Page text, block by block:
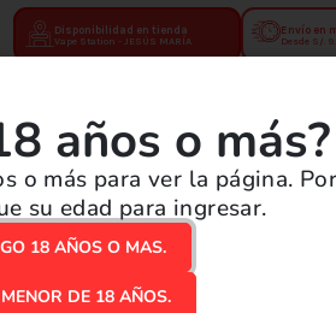
Disponibilidad en tienda
Vape Station - JESÚS MARÍA
Envío en
Desde S/.
Envío gratis por compras
Enviamos tu pedido en menos
¡Disponible en nuestro local!
años o más?
o más para ver la página.
su edad para ingresar.
18 AÑOS O MAS.
DE 18 AÑOS.